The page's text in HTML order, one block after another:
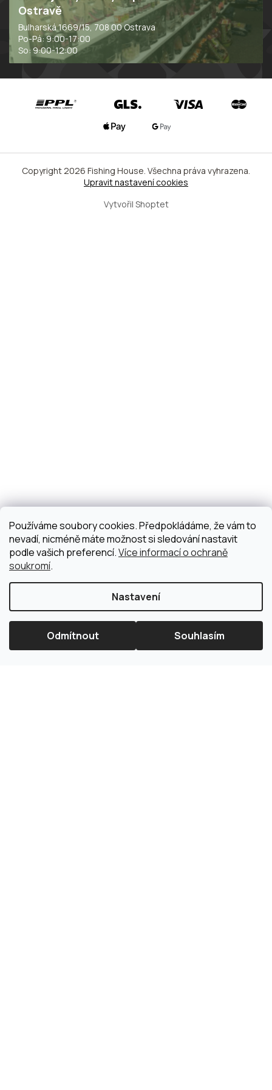
Používáme soubory cookies. Předpokládáme, že vám to
nevadí, nicméně máte možnost si sledování nastavit
podle vašich preferencí.Více informací o ochraně
soukromí.
Nastavení
Odmítnout Souhlasím
Ostravě
Bulharská 1669/15, 708 00 Ostrava
Po-Pá: 9:00-17:00
So: 9:00-12:00
Vytvořil Shoptet
Copyright 2026 Fishing House. Všechna práva vyhrazena.
Upravit nastavení cookies